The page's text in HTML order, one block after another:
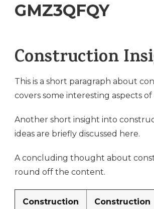
GMZ3QFQY
Construction
This is a short paragraph about
covers some interesting aspects
Another short insight into
ideas are briefly discussed here.
A concluding thought about
round off the content.
Construction
Construction